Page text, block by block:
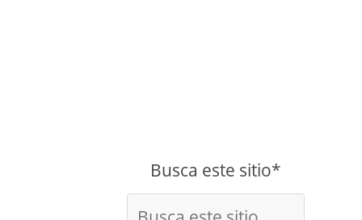
Busca este sitio*